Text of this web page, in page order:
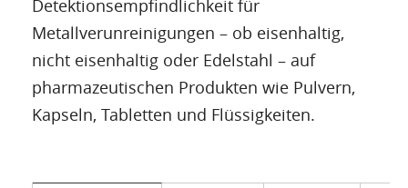
Detektionsempfindlichkeit für
Metallverunreinigungen – ob eisenhaltig,
nicht eisenhaltig oder Edelstahl – auf
pharmazeutischen Produkten wie Pulvern,
Kapseln, Tabletten und Flüssigkeiten.